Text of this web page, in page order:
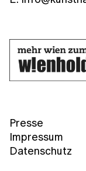
Presse
Impressum
Datenschutz